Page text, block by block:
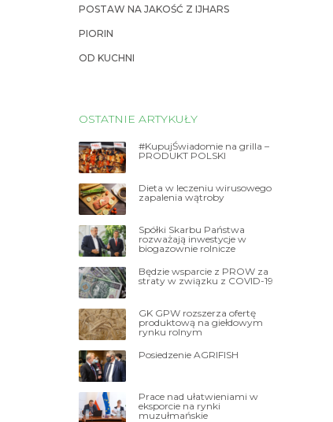
POSTAW NA JAKOŚĆ Z IJHARS
PIORIN
OD KUCHNI
OSTATNIE ARTYKUŁY
#KupujŚwiadomie na grilla –
PRODUKT POLSKI
Dieta w leczeniu wirusowego
zapalenia wątroby
Spółki Skarbu Państwa
rozważają inwestycje w
biogazownie rolnicze
Będzie wsparcie z PROW za
straty w związku z COVID-19
GK GPW rozszerza ofertę
produktową na giełdowym
rynku rolnym
Posiedzenie AGRIFISH
Prace nad ułatwieniami w
eksporcie na rynki
muzułmańskie